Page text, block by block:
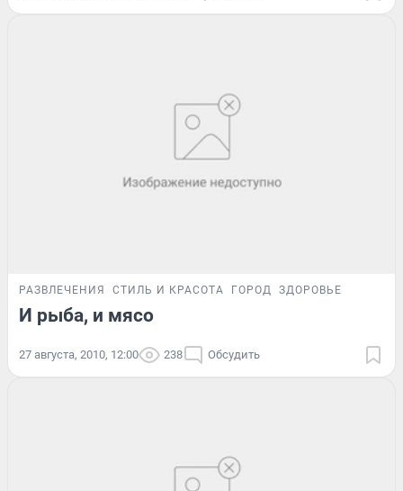
РАЗВЛЕЧЕНИЯ СТИЛЬ И КРАСОТА ГОРОД ЗДОРОВЬЕ
И рыба, и мясо
27 августа, 2010, 12:00 238 Обсудить